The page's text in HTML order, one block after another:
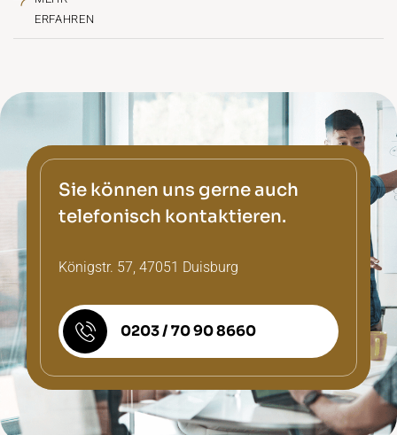
Sie können uns gerne auch
telefonisch kontaktieren.
Königstr. 57, 47051 Duisburg
0203 / 70 90 8660